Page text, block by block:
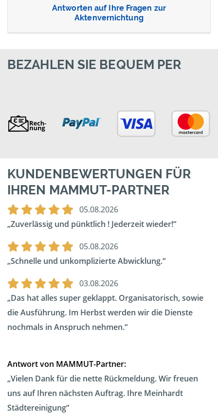
Antworten auf Ihre Fragen zur
Aktenvernichtung
BEZAHLEN SIE BEQUEM PER
KUNDENBEWERTUNGEN FÜR
IHREN MAMMUT-PARTNER
05.08.2026
Zuverlässig und pünktlich ! Jederzeit wieder!
05.08.2026
Schnelle und unkomplizierte Abwicklung.
03.08.2026
Das hat alles super geklappt. Organisatorisch, sowie
die Ausführung. Im Herbst werden wir die Dienste
nochmals in Anspruch nehmen.
Antwort von MAMMUT-Partner:
Vielen Dank für die nette Rückmeldung. Wir freuen
uns auf Ihren nächsten Auftrag. Ihre Meinhardt
Städtereinigung